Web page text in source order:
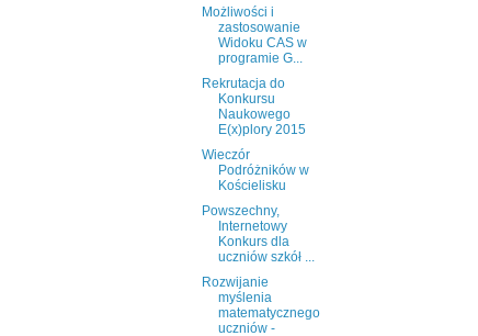
Możliwości i
zastosowanie
Widoku CAS w
programie G...
Rekrutacja do
Konkursu
Naukowego
E(x)plory 2015
Wieczór
Podróżników w
Kościelisku
Powszechny,
Internetowy
Konkurs dla
uczniów szkół ...
Rozwijanie
myślenia
matematycznego
uczniów -